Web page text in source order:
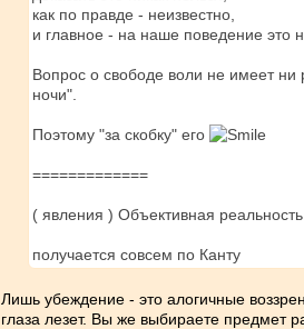
как по правде - неизвестно,
и главное - на наше поведение это
Вопрос о свободе воли не имеет
ночи".
Поэтому "за скобку" его
=============
( явления ) Объективная
получается совсем по Канту
Лишь убеждение - это алогичные
глаза лезет. Вы же выбираете предмет